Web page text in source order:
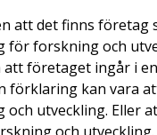
att det finns
för forskning och
företaget ingår i
förklaring kan vara
och utveckling.